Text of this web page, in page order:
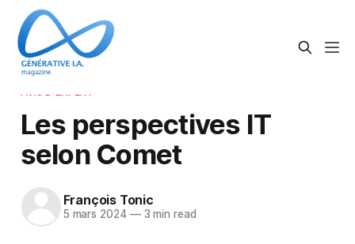
Les perspectives IT
selon Comet
François Tonic
5 mars 2024 —3 min read